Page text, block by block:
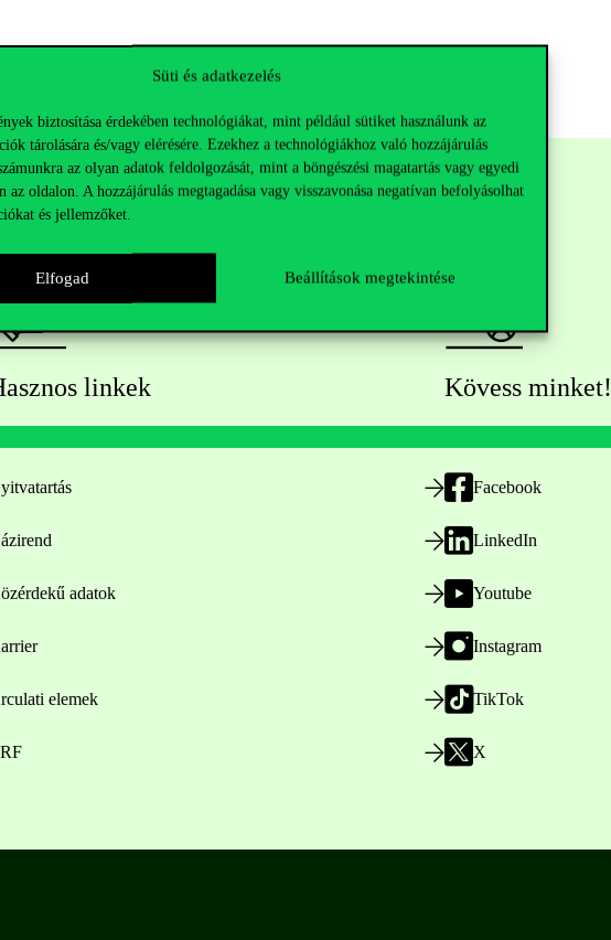
Süti és adatkezelés
biztosítása érdekében technológiákat, mint például sütiket használunk az
tárolására és/vagy elérésére. Ezekhez a technológiákhoz való hozzájárulás
az olyan adatok feldolgozását, mint a böngészési magatartás vagy egyedi
az oldalon. A hozzájárulás megtagadása vagy visszavonása negatívan befolyásolhat
és jellemzőket.
Elfogad Beállítások megtekintése
linkek
adatok
elemek
Kövess minket!
Facebook
LinkedIn
Youtube
Instagram
TikTok
X